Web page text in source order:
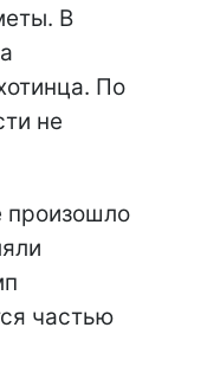
В
По
не
произошло
частью